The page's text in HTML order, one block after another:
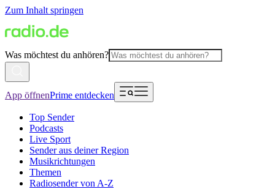
Zum Inhalt springen
Was möchtest du anhören?
App öffnenPrime entdecken
Top Sender
Podcasts
Live Sport
Sender aus deiner Region
Musikrichtungen
Themen
Radiosender von A-Z